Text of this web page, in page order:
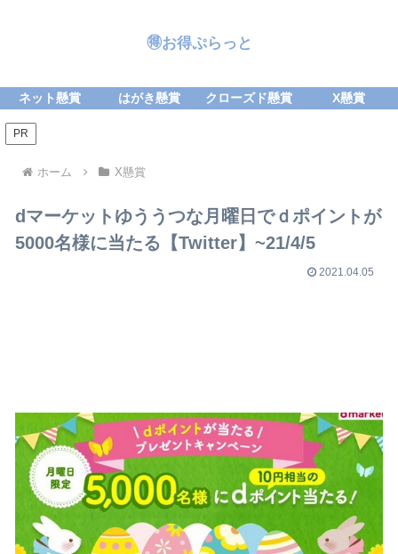
🉐お得ぷらっと
ネット懸賞 はがき懸賞 クローズド懸賞 X懸賞
PR
ホーム X懸賞
dマーケットゆううつな月曜日でｄポイントが
5000名様に当たる【Twitter】~21/4/5
2021.04.05